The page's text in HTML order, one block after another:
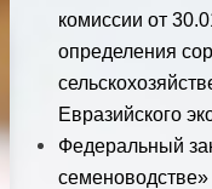
комиссии от
определения
Евразийского
Федеральный
семеноводстве»